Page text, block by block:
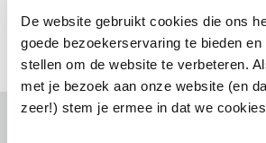
De website gebruikt cookies die ons
goede bezoekerservaring te bieden en
stellen om de website te verbeteren.
met je bezoek aan onze website (en
zeer!) stem je ermee in dat we